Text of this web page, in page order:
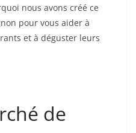
nous avons créé ce
pour vous aider à
et à déguster leurs
de